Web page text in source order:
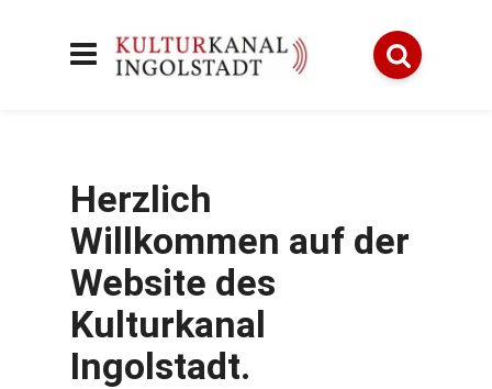
Herzlich
Willkommen auf der
Website des
Kulturkanal
Ingolstadt.